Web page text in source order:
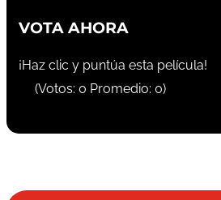
VOTA AHORA
¡Haz clic y puntúa esta película!
(Votos: 0 Promedio: 0)